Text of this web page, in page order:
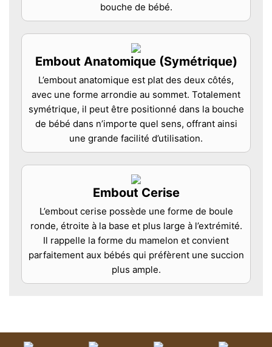
bouche de bébé.
Embout Anatomique (Symétrique)
L’embout anatomique est plat des deux côtés,
avec une forme arrondie au sommet. Totalement
symétrique, il peut être positionné dans la bouche
de bébé dans n’importe quel sens, offrant ainsi
une grande facilité d’utilisation.
Embout Cerise
L’embout cerise possède une forme de boule
ronde, étroite à la base et plus large à l’extrémité.
Il rappelle la forme du mamelon et convient
parfaitement aux bébés qui préfèrent une succion
plus ample.